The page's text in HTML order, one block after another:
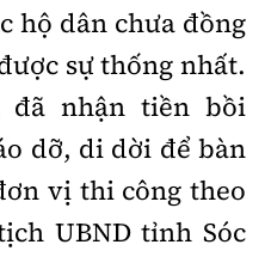
hộ dân chưa đồng
sự thống nhất.
đã nhận tiền bồi
dỡ, di dời để bàn
vị thi công theo
UBND tỉnh Sóc